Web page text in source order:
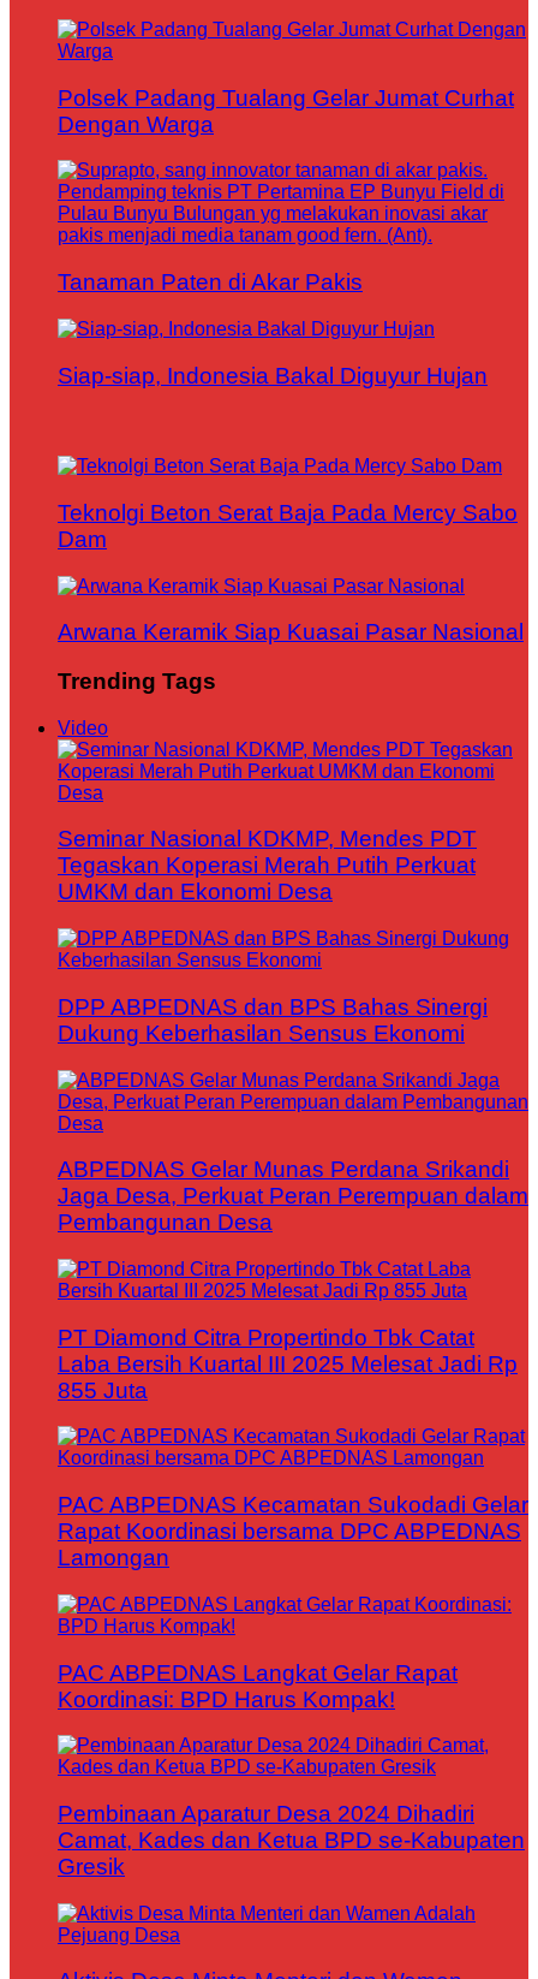
Polsek Padang Tualang Gelar Jumat Curhat
Dengan Warga
Tanaman Paten di Akar Pakis
Siap-siap, Indonesia Bakal Diguyur Hujan
Teknolgi Beton Serat Baja Pada Mercy Sabo
Dam
Arwana Keramik Siap Kuasai Pasar Nasional
Trending Tags
Video
Seminar Nasional KDKMP, Mendes PDT
Tegaskan Koperasi Merah Putih Perkuat
UMKM dan Ekonomi Desa
DPP ABPEDNAS dan BPS Bahas Sinergi
Dukung Keberhasilan Sensus Ekonomi
ABPEDNAS Gelar Munas Perdana Srikandi
Jaga Desa, Perkuat Peran Perempuan dalam
Pembangunan Desa
PT Diamond Citra Propertindo Tbk Catat
Laba Bersih Kuartal III 2025 Melesat Jadi Rp
855 Juta
PAC ABPEDNAS Kecamatan Sukodadi Gelar
Rapat Koordinasi bersama DPC ABPEDNAS
Lamongan
PAC ABPEDNAS Langkat Gelar Rapat
Koordinasi: BPD Harus Kompak!
Pembinaan Aparatur Desa 2024 Dihadiri
Camat, Kades dan Ketua BPD se-Kabupaten
Gresik